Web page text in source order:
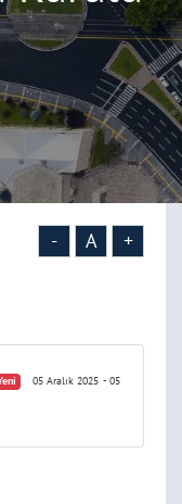
- A +
05 Aralık 2025 - 05